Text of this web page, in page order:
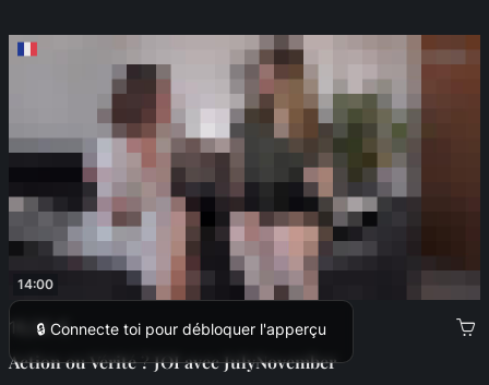
14:00
🔒 Connecte toi pour débloquer l'apperçu
16,00 €
Action ou Vérité ? JOI avec JulyNovember